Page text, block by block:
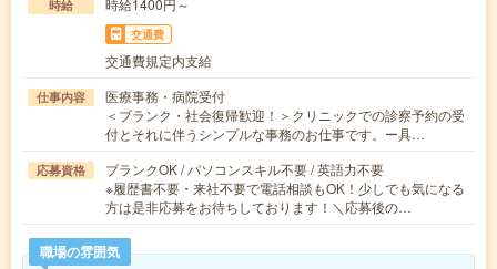
時給 時給1400円～
交通費
交通費規定内支給
仕事内容
医療事務・病院受付
＜ブランク・社会復帰歓迎！＞クリニックでの診察予約の受
付とそれに伴うシンプルな事務のお仕事です。ー具…
応募資格
ブランクOK / パソコンスキル不要 / 英語力不要
※履歴書不要・来社不要で電話相談もOK！少しでも気になる
方は是非応募をお待ちしております！＼応募後の…
職場の雰囲気